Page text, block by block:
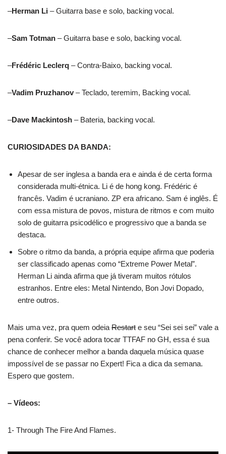
–Herman Li – Guitarra base e solo, backing vocal.
–Sam Totman – Guitarra base e solo, backing vocal.
–Frédéric Leclerq – Contra-Baixo, backing vocal.
–Vadim Pruzhanov – Teclado, teremim, Backing vocal.
–Dave Mackintosh – Bateria, backing vocal.
CURIOSIDADES DA BANDA:
Apesar de ser inglesa a banda era e ainda é de certa forma
considerada multi-étnica. Li é de hong kong. Frédéric é
francês. Vadim é ucraniano. ZP era africano. Sam é inglês. É
com essa mistura de povos, mistura de ritmos e com muito
solo de guitarra psicodélico e progressivo que a banda se
destaca.
Sobre o ritmo da banda, a própria equipe afirma que poderia
ser classificado apenas como “Extreme Power Metal”.
Herman Li ainda afirma que já tiveram muitos rótulos
estranhos. Entre eles: Metal Nintendo, Bon Jovi Dopado,
entre outros.
Mais uma vez, pra quem odeia Restart e seu “Sei sei sei” vale a
pena conferir. Se você adora tocar TTFAF no GH, essa é sua
chance de conhecer melhor a banda daquela música quase
impossível de se passar no Expert! Fica a dica da semana.
Espero que gostem.
– Vídeos:
1- Through The Fire And Flames.